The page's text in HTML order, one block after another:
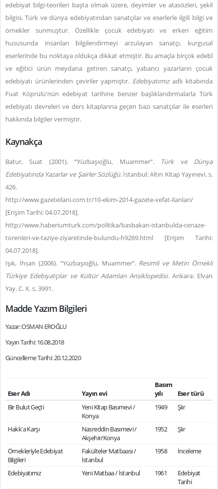
edebiyat bilgi-teorileri başta olmak üzere, deyimler ve atasözleri, şekil
bilgisi, Türk ve dünya edebiyatından sanatçılar ve eserlerle ilgili bilgi ve
örnekler sunmuştur. Özellikle çocuk edebiyatı ve erken eğitim
hususunda insanları bilgilendirmeyi arzulayan sanatçı, kurgusal
eserlerinde bu noktaya oldukça dikkat etmiştir. Bu amaçla birçok edebî
ve eğitici ürün meydana getiren sanatçı, yabancı yazarların çocuk
edebiyatı ürünlerinden çeviriler yapmıştır. Edebiyatımızadlı kitabında
Fuat Köprülü'nün edebiyat tarihine benzer başlıklandırmalarla Türk
edebiyatı devreleri ve ders kitaplarına geçen bazı sanatçılar ile eserleri
hakkında bilgiler vermiştir.
Kaynakça
Batur, Suat (2001). “Yüzbaşıoğlu, Muammer”.
Türk ve Dünya
Edebiyatında Yazarlar ve Şairler Sözlüğü. İstanbul: Altın Kitap Yayınevi. s.
426.
http://www.gazeteilani.com.tr/10-ekim-2014-gazete-vefat-ilanlari/
[Erişim Tarihi: 04.07.2018].
http://www.haberiumturk.com/politika/basbakan-istanbulda-cenaze-
torenleri-ve-taziye-ziyaretinde-bulundu-h9269.html [Erişim Tarihi:
04.07.2018].
Işık, İhsan (2006). “Yüzbaşıoğlu, Muammer”. Resimli ve Metin Örnekli
Türkiye Edebiyatçılar ve Kültür Adamları Ansiklopedisi. Ankara: Elvan
Yay. C. X. s. 3991.
Madde Yazım Bilgileri
Yazar: OSMAN EROĞLU
Yayın Tarihi: 16.08.2018
Güncelleme Tarihi: 20.12.2020
Eser Adı Yayın evi
Basım
yılı
Eser türü
Bir Bulut Geçti
Yeni Kitap Basımevi /
Konya
1949 Şiir
Hakk'a Karşı
Nasreddin Basımevi /
Akşehir/Konya
1952 Şiir
Örnekleriyle Edebiyat
Bilgileri
Fakülteler Matbaası /
İstanbul
1958 İnceleme
Edebiyatımız Yeni Matbaa / İstanbul 1961
Edebiyat
Tarihi